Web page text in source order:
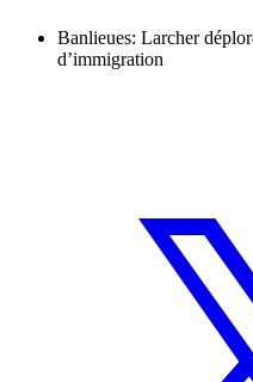
Banlieues: Larcher
d’immigration